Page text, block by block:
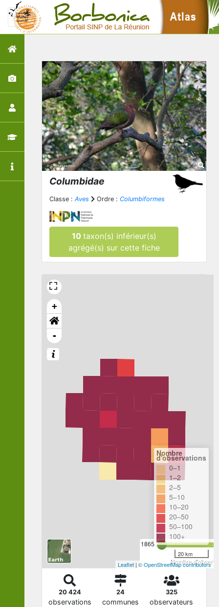
Columbidae
Classe : Aves Ordre : Columbiformes
10 taxon(s) inférieur(s)
agrégé(s) sur cette fiche
+
-
1865
Nombre
Nombre
d'observations
0–1
1–2
2–5
5–10
10–20
20–50
50–100
100+
20 km
Leaflet | © OpenStreetMap contributors
20 424
observations
24
communes
325
observateurs